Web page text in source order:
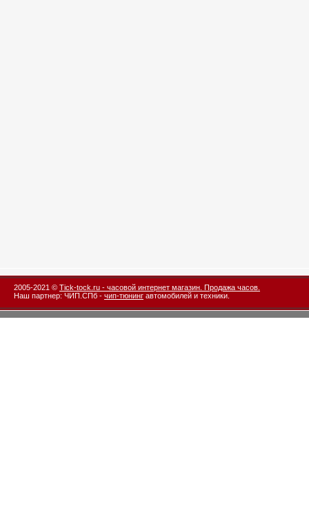
2005-2021 © Tick-tock.ru - часовой интернет магазин. Продажа часов.
Наш партнер: ЧИП.СПб - чип-тюнинг автомобилей и техники.